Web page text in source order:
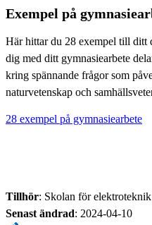
Exempel på
Här hittar du 28 exempel till ditt
dig med ditt gymnasiearbete
kring spännande frågor som
naturvetenskap och
28 exempel på gymnasiearbete
Tillhör: Skolan för
Senast ändrad: 2024-04-10